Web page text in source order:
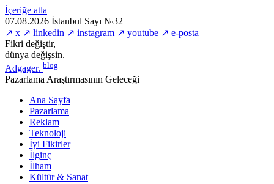
İçeriğe atla
07.08.2026 İstanbul Sayı №32
↗ x ↗ linkedin ↗ instagram ↗ youtube ↗ e-posta
Fikri değiştir,
dünya değişsin.
Adgager. blog
Pazarlama Araştırmasının Geleceği
Ana Sayfa
Pazarlama
Reklam
Teknoloji
İyi Fikirler
İlginç
İlham
Kültür & Sanat